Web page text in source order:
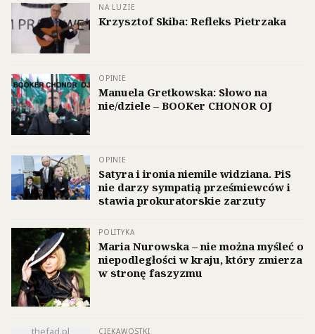
NA LUZIE
Krzysztof Skiba: Refleks Pietrzaka
OPINIE
Manuela Gretkowska: Słowo na
nie/dziele – BOOKer CHONOR OJ
OPINIE
Satyra i ironia niemile widziana. PiS
nie darzy sympatią prześmiewców i
stawia prokuratorskie zarzuty
POLITYKA
Maria Nurowska – nie można myśleć o
niepodległości w kraju, który zmierza
w stronę faszyzmu
thefad.pl CIEKAWOSTKI